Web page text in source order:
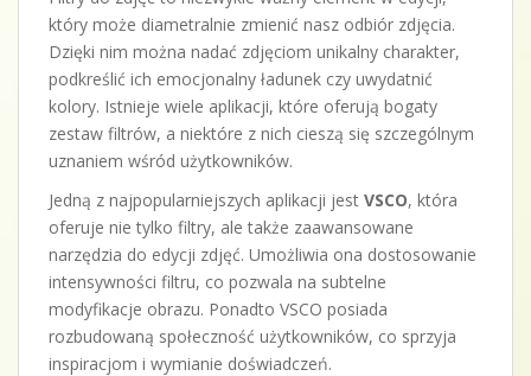
który może diametralnie zmienić nasz odbiór zdjęcia.
Dzięki nim można nadać zdjęciom unikalny charakter,
podkreślić ich emocjonalny ładunek czy uwydatnić
kolory. Istnieje wiele aplikacji, które oferują bogaty
zestaw filtrów, a niektóre z nich cieszą się szczególnym
uznaniem wśród użytkowników.
Jedną z najpopularniejszych aplikacji jest VSCO, która
oferuje nie tylko filtry, ale także zaawansowane
narzędzia do edycji zdjęć. Umożliwia ona dostosowanie
intensywności filtru, co pozwala na subtelne
modyfikacje obrazu. Ponadto VSCO posiada
rozbudowaną społeczność użytkowników, co sprzyja
inspiracjom i wymianie doświadczeń.